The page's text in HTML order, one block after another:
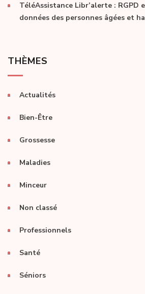
TéléAssistance Libr’alerte : RGPD
données des personnes âgées et
THÈMES
Actualités
Bien-Être
Grossesse
Maladies
Minceur
Non classé
Professionnels
Santé
Séniors